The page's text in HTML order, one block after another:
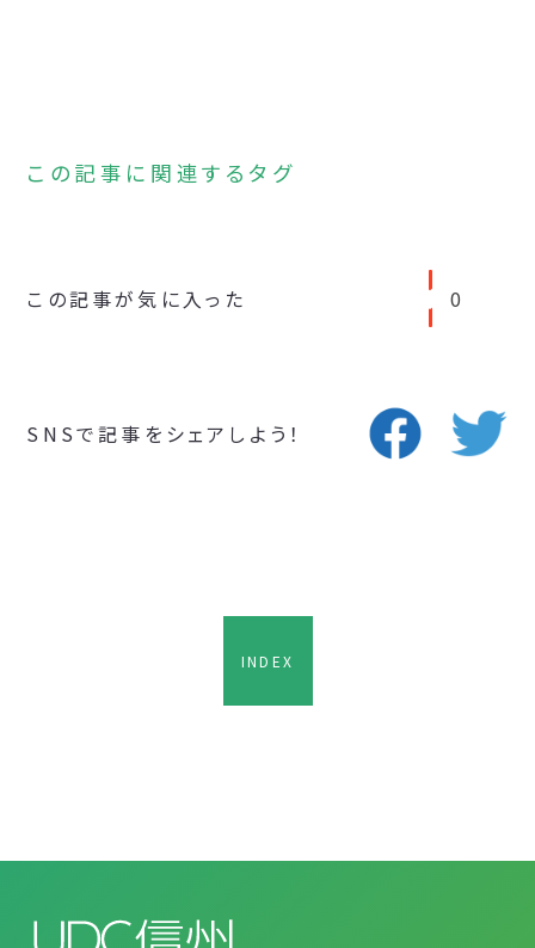
この記事に関連するタグ
この記事が気に入った 0
SNSで記事をシェアしよう！
INDEX